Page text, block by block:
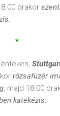
órakor
*
rózsafüzér
, majd 18.00
katekézis.